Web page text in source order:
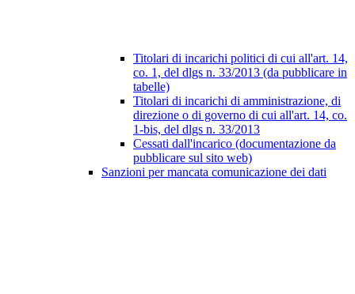
Titolari di incarichi politici di cui all'art. 14,
co. 1, del dlgs n. 33/2013 (da pubblicare in
tabelle)
Titolari di incarichi di amministrazione, di
direzione o di governo di cui all'art. 14, co.
1-bis, del dlgs n. 33/2013
Cessati dall'incarico (documentazione da
pubblicare sul sito web)
Sanzioni per mancata comunicazione dei dati